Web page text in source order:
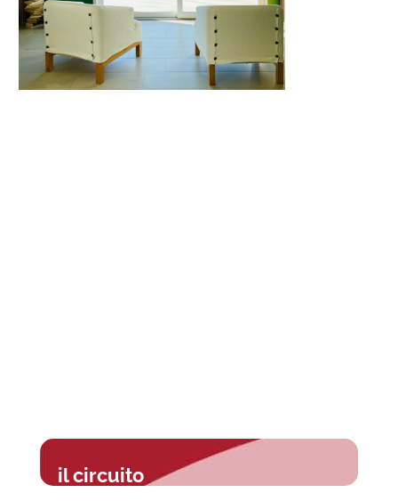
il circuito